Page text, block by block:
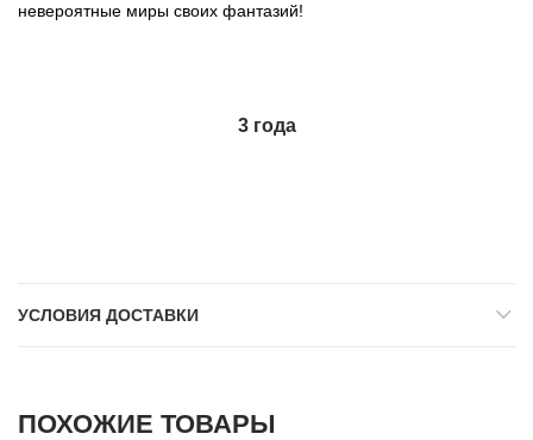
невероятные миры своих фантазий!
3 года
УСЛОВИЯ ДОСТАВКИ
ПОХОЖИЕ ТОВАРЫ